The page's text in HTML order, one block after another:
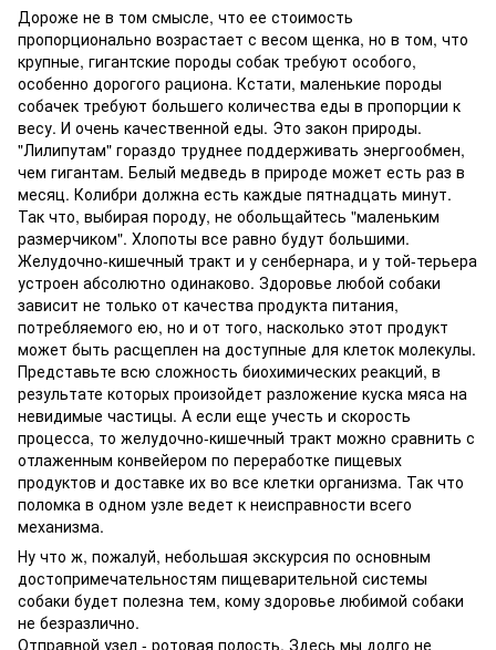
Дороже не в том смысле, что ее стоимость
пропорционально возрастает с весом щенка, но в том, что
крупные, гигантские породы собак требуют особого,
особенно дорогого рациона. Кстати, маленькие породы
собачек требуют большего количества еды в пропорции к
весу. И очень качественной еды. Это закон природы.
"Лилипутам" гораздо труднее поддерживать энергообмен,
чем гигантам. Белый медведь в природе может есть раз в
месяц. Колибри должна есть каждые пятнадцать минут.
Так что, выбирая породу, не обольщайтесь "маленьким
размерчиком". Хлопоты все равно будут большими.
Желудочно-кишечный тракт и у сенбернара, и у той-терьера
устроен абсолютно одинаково. Здоровье любой собаки
зависит не только от качества продукта питания,
потребляемого ею, но и от того, насколько этот продукт
может быть расщеплен на доступные для клеток молекулы.
Представьте всю сложность биохимических реакций, в
результате которых произойдет разложение куска мяса на
невидимые частицы. А если еще учесть и скорость
процесса, то желудочно-кишечный тракт можно сравнить с
отлаженным конвейером по переработке пищевых
продуктов и доставке их во все клетки организма. Так что
поломка в одном узле ведет к неисправности всего
механизма.
Ну что ж, пожалуй, небольшая экскурсия по основным
достопримечательностям пищеварительной системы
собаки будет полезна тем, кому здоровье любимой собаки
не безразлично.
Отправной узел - ротовая полость. Здесь мы долго не